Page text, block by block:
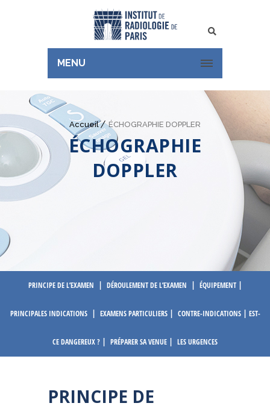
Rechercher
MENU
Accueil ÉCHOGRAPHIE DOPPLER
ÉCHOGRAPHIE
DOPPLER
PRINCIPE DE L’EXAMEN | DÉROULEMENT DE L’EXAMEN | ÉQUIPEMENT|
PRINCIPALES INDICATIONS| EXAMENS PARTICULIERS| CONTRE-INDICATIONS| EST-
CE DANGEREUX ? | PRÉPARER SA VENUE | LES URGENCES
PRINCIPE DE